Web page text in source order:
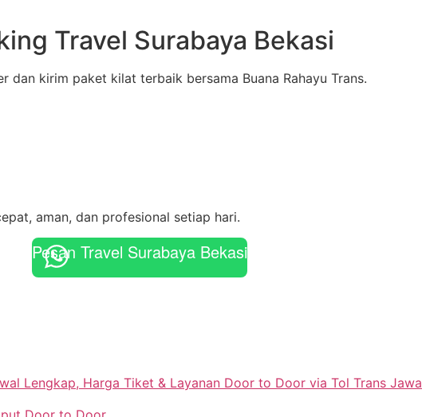
Travel Surabaya Bekasi
dan kirim paket kilat terbaik bersama Buana Rahayu Trans.
aman, dan profesional setiap hari.
Pesan Travel Surabaya Bekasi
Lengkap, Harga Tiket & Layanan Door to Door via Tol Trans Jawa